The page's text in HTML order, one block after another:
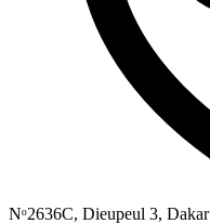
Nᵒ2636C, Dieupeul 3, Dakar